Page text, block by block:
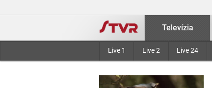
Televízia
Live 1 Live 2 Live 24